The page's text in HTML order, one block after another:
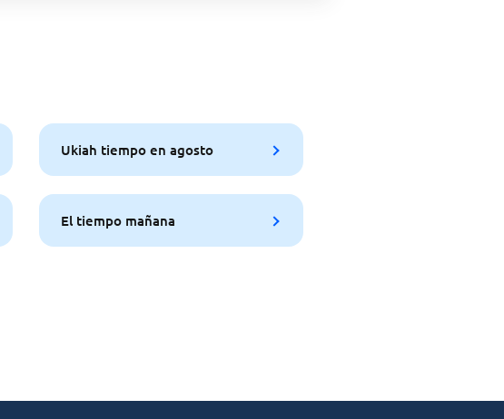
Ukiah tiempo en agosto
El tiempo mañana